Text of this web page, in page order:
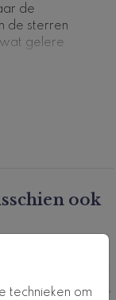
technieken om
de
de sterren
gelere
eerst een
ook